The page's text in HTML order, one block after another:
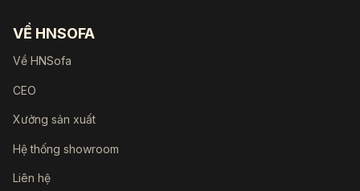
VỀ HNSOFA
Về HNSofa
CEO
Xưởng sản xuất
Hệ thống showroom
Liên hệ